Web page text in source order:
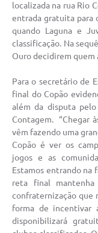
localizada na rua Rio
entrada gratuita para
quando Laguna e
classificação. Na
Ouro decidirem quem
Para o secretário de
final do Copão
além da disputa
Contagem. “Chegar
vêm fazendo uma
Copão é ver os
jogos e as
Estamos entrando na
reta final
confraternização que
forma de incentivar
disponibilizará